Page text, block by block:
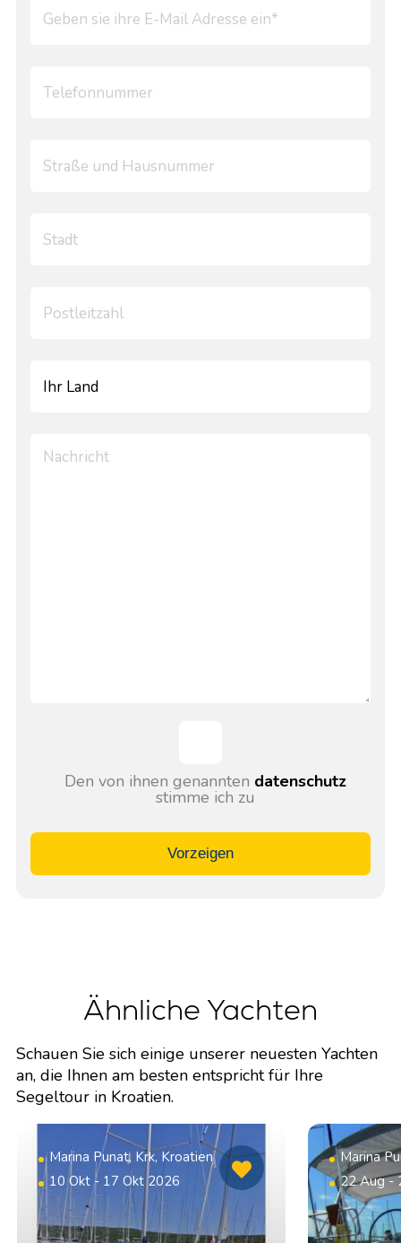
Den von ihnen genannten datenschutz
stimme ich zu
Vorzeigen
Ähnliche Yachten
Schauen Sie sich einige unserer neuesten Yachten
an, die Ihnen am besten entspricht für Ihre
Segeltour in Kroatien.
Marina Punat, Krk, Kroatien
10 Okt - 17 Okt 2026
Marina
22 Aug -